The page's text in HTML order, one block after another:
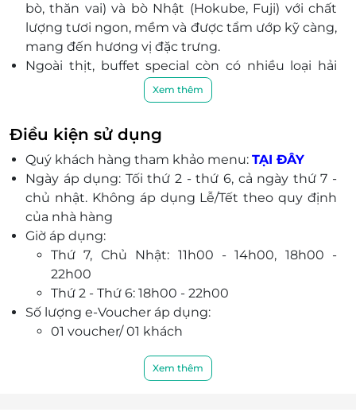
bò, thăn vai) và bò Nhật (Hokube, Fuji) với chất
lượng tươi ngon, mềm và được tẩm ướp kỹ càng,
mang đến hương vị đặc trưng.
Ngoài thịt, buffet special còn có nhiều loại hải
sản tươi ngon như mực nướng, hàu nướng mỡ
Nhà hàng sở hữu không gian rộng rãi, phù hợp
cho các buổi liên hoan, tụ tập bạn bè, gia đình
hoặc các buổi gặp gỡ đối tác.
Xem thêm
Điều kiện sử dụng
Quý khách hàng tham khảo menu: TẠI ĐÂY
Ngày áp dụng: Tối thứ 2 - thứ 6, cả ngày thứ 7 -
chủ nhật. Không áp dụng Lễ/Tết theo quy định
của nhà hàng
Giờ áp dụng:
Thứ 7, Chủ Nhật: 11h00 - 14h00, 18h00 -
22h00
Thứ 2 - Thứ 6: 18h00 - 22h00
Số lượng e-Voucher áp dụng:
01 voucher/ 01 khách
Xem thêm